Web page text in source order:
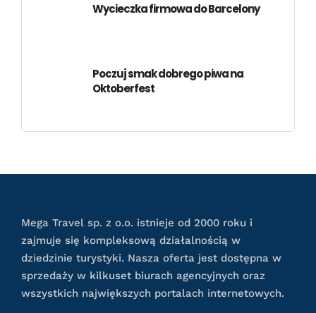
Wycieczka firmowa do Barcelony
Poczuj smak dobrego piwa na
Oktoberfest
Mega Travel sp. z o.o. istnieje od 2000 roku i
zajmuje się kompleksową działalnością w
dziedzinie turystyki. Nasza oferta jest dostępna w
sprzedaży w kilkuset biurach agencyjnych oraz
wszystkich największych portalach internetowych.